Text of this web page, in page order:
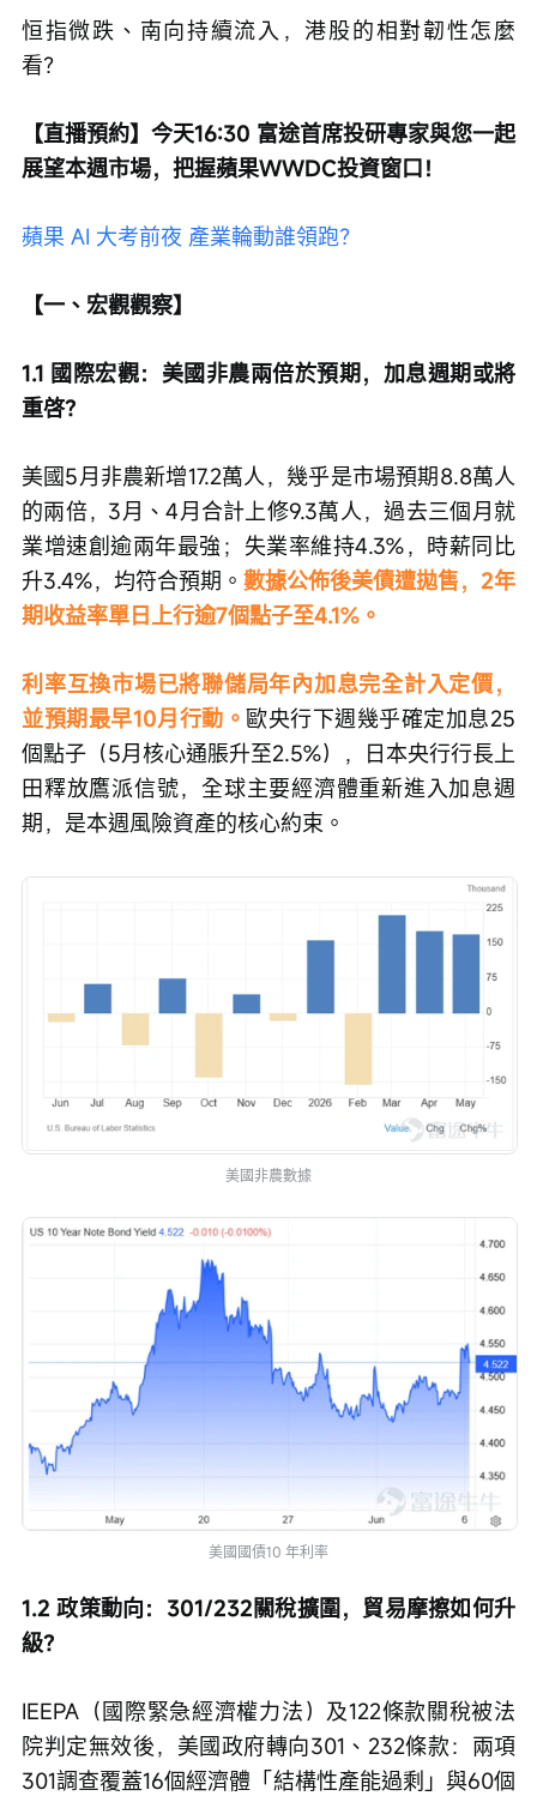
恒指微跌、南向持續流入，港股的相對韌性怎麼
看？
【直播預約】今天16:30 富途首席投研專家與您一起
展望本週市場，把握蘋果WWDC投資窗口！
蘋果 AI 大考前夜 產業輪動誰領跑？
【一、宏觀觀察】
1.1 國際宏觀：美國非農兩倍於預期，加息週期或將
重啓？
美國5月非農新增17.2萬人，幾乎是市場預期8.8萬人
的兩倍，3月、4月合計上修9.3萬人，過去三個月就
業增速創逾兩年最強；失業率維持4.3%，時薪同比
升3.4%，均符合預期。 數據公佈後美債遭拋售，2年
期收益率單日上行逾7個點子至4.1%。
利率互換市場已將聯儲局年內加息完全計入定價，
並預期最早10月行動。歐央行下週幾乎確定加息25
個點子（5月核心通脹升至2.5%），日本央行行長上
田釋放鷹派信號，全球主要經濟體重新進入加息週
期，是本週風險資產的核心約束。
美國非農數據
美國國債10 年利率
1.2 政策動向：301/232關稅擴圍，貿易摩擦如何升
級？
IEEPA（國際緊急經濟權力法）及122條款關稅被法
院判定無效後，美國政府轉向301、232條款：兩項
301調查覆蓋16個經濟體「結構性產能過剩」與60個